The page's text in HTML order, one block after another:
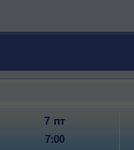
7 пт
7:00